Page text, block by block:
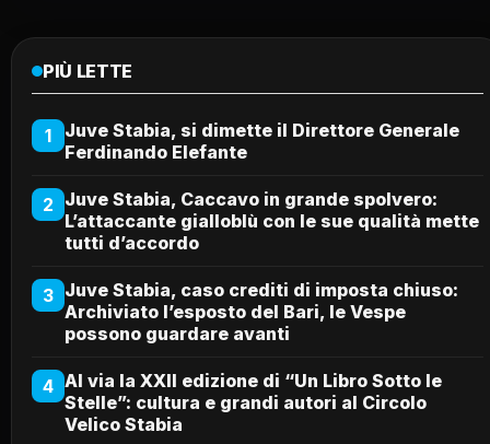
PIÙ LETTE
1
Juve Stabia, si dimette il Direttore Generale
Ferdinando Elefante
2 Juve Stabia, Caccavo in grande spolvero:
L’attaccante gialloblù con le sue qualità mette
tutti d’accordo
3 Juve Stabia, caso crediti di imposta chiuso:
Archiviato l’esposto del Bari, le Vespe
possono guardare avanti
4 Al via la XXII edizione di “Un Libro Sotto le
Stelle”: cultura e grandi autori al Circolo
Velico Stabia